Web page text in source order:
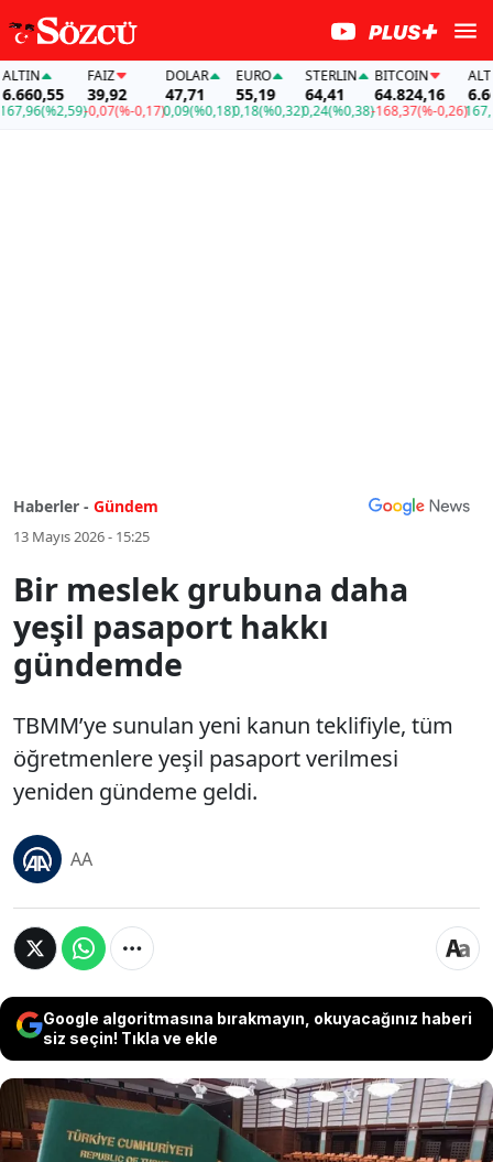
(%2,59)
FAİZ
39,92
-0,07(%-0,17)
DOLAR
47,71
0,09(%0,18)
EURO
55,19
0,18(%0,32)
STERLIN
64,41
0,24(%0,38)
BITCOIN
64.824,16
-168,37(%-0,26)
ALTIN
167,96
Haberler - Gündem
13 Mayıs 2026 - 15:25
Bir meslek grubuna daha
yeşil pasaport hakkı
gündemde
TBMM’ye sunulan yeni kanun teklifiyle, tüm
öğretmenlere yeşil pasaport verilmesi
yeniden gündeme geldi.
AA
Google algoritmasına bırakmayın, okuyacağınız haberi
siz seçin! Tıkla ve ekle